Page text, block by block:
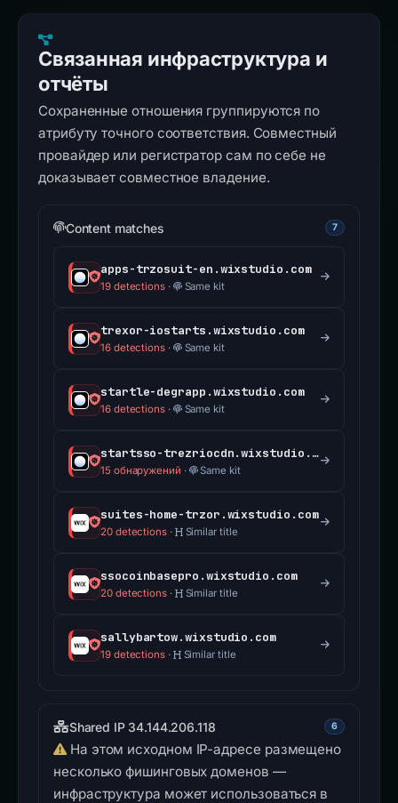
Связанная инфраструктура и
отчёты
Сохраненные отношения группируются по
атрибуту точного соответствия. Совместный
провайдер или регистратор сам по себе не
доказывает совместное владение.
Content matches 7
apps-trzosuit-en.wixstudio.com
19 detections· Same kit
trexor-iostarts.wixstudio.com
16 detections· Same kit
startle-degrapp.wixstudio.com
16 detections· Same kit
startsso-trezriocdn.wixstudio.com
15 обнаружений · Same kit
suites-home-trzor.wixstudio.com
20 detections· Similar title
ssocoinbasepro.wixstudio.com
20 detections· Similar title
sallybartow.wixstudio.com
19 detections· Similar title
Shared IP 34.144.206.118 6
На этом исходном IP-адресе размещено
несколько фишинговых доменов —
инфраструктура может использоваться в